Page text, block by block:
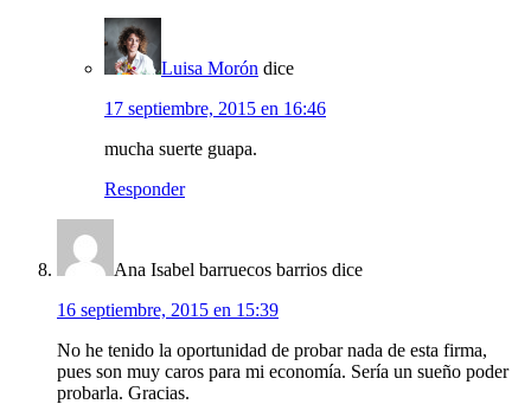
Luisa Morón dice
17 septiembre, 2015 en 16:46
mucha suerte guapa.
Responder
Ana Isabel barruecos barrios dice
16 septiembre, 2015 en 15:39
No he tenido la oportunidad de probar nada de esta firma,
pues son muy caros para mi economía. Sería un sueño poder
probarla. Gracias.